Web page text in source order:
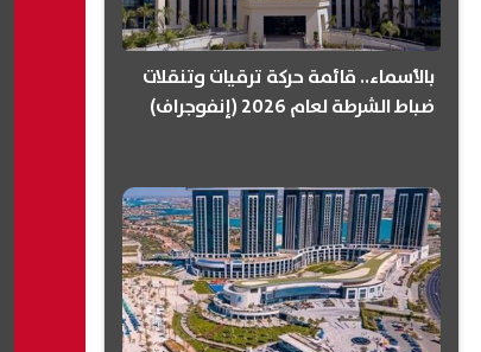
بالأسماء.. قائمة حركة ترقيات وتنقلات
ضباط الشرطة لعام 2026 (إنفوجراف)